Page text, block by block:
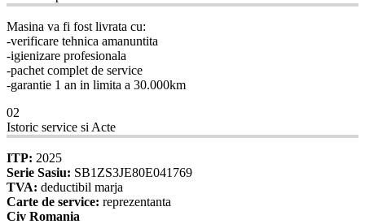
Masina va fi fost livrata cu:
-verificare tehnica amanuntita
-igienizare profesionala
-pachet complet de service
-garantie 1 an in limita a 30.000km
02
Istoric service si Acte
ITP: 2025
Serie Sasiu: SB1ZS3JE80E041769
TVA: deductibil marja
Carte de service: reprezentanta
Civ Romania